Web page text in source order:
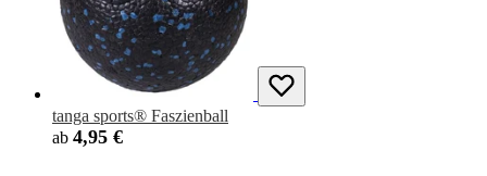
tanga sports® Faszienball
ab 4,95 €